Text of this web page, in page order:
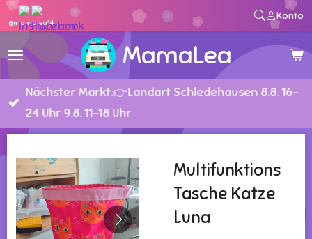
@mamalea14
Konto
Zum
Hauptinhalt
springen
MamaLea
Nächster Markt:👉Landart Schledehausen 8.8. 16-
24 Uhr 9.8. 11-18 Uhr
Multifunktions
Tasche Katze
Luna